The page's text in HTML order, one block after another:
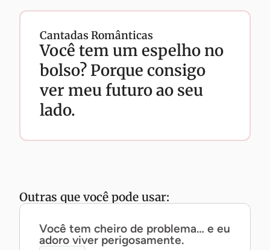
Cantadas Românticas
Você tem um espelho no
bolso? Porque consigo
ver meu futuro ao seu
lado.
Outras que você pode usar:
Você tem cheiro de problema… e eu
adoro viver perigosamente.